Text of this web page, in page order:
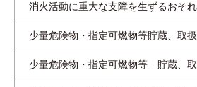
消火活動に重大な支障を生ずるおそ
少量危険物・指定可燃物等貯蔵、取
少量危険物・指定可燃物等 貯蔵、